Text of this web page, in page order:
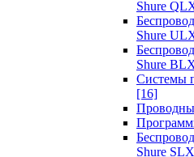
Shure
Shure
Shure
Системы
[16]
Shure